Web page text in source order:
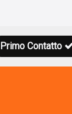
Primo Contatto